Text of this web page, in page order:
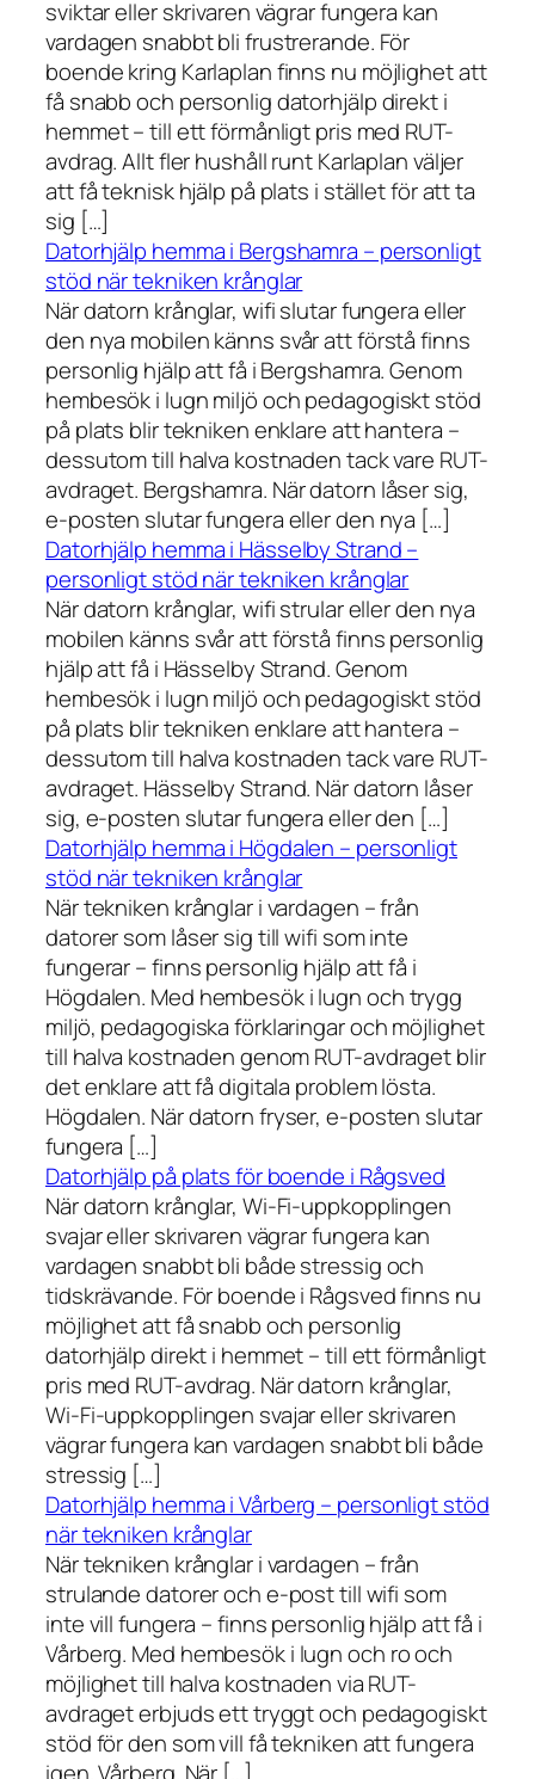
sviktar eller skrivaren vägrar fungera kan
vardagen snabbt bli frustrerande. För
boende kring Karlaplan finns nu möjlighet att
få snabb och personlig datorhjälp direkt i
hemmet – till ett förmånligt pris med RUT-
avdrag. Allt fler hushåll runt Karlaplan väljer
att få teknisk hjälp på plats i stället för att ta
sig […]
Datorhjälp hemma i Bergshamra – personligt
stöd när tekniken krånglar
När datorn krånglar, wifi slutar fungera eller
den nya mobilen känns svår att förstå finns
personlig hjälp att få i Bergshamra. Genom
hembesök i lugn miljö och pedagogiskt stöd
på plats blir tekniken enklare att hantera –
dessutom till halva kostnaden tack vare RUT-
avdraget. Bergshamra. När datorn låser sig,
e-posten slutar fungera eller den nya […]
Datorhjälp hemma i Hässelby Strand –
personligt stöd när tekniken krånglar
När datorn krånglar, wifi strular eller den nya
mobilen känns svår att förstå finns personlig
hjälp att få i Hässelby Strand. Genom
hembesök i lugn miljö och pedagogiskt stöd
på plats blir tekniken enklare att hantera –
dessutom till halva kostnaden tack vare RUT-
avdraget. Hässelby Strand. När datorn låser
sig, e-posten slutar fungera eller den […]
Datorhjälp hemma i Högdalen – personligt
stöd när tekniken krånglar
När tekniken krånglar i vardagen – från
datorer som låser sig till wifi som inte
fungerar – finns personlig hjälp att få i
Högdalen. Med hembesök i lugn och trygg
miljö, pedagogiska förklaringar och möjlighet
till halva kostnaden genom RUT-avdraget blir
det enklare att få digitala problem lösta.
Högdalen. När datorn fryser, e-posten slutar
fungera […]
Datorhjälp på plats för boende i Rågsved
När datorn krånglar, Wi-Fi-uppkopplingen
svajar eller skrivaren vägrar fungera kan
vardagen snabbt bli både stressig och
tidskrävande. För boende i Rågsved finns nu
möjlighet att få snabb och personlig
datorhjälp direkt i hemmet – till ett förmånligt
pris med RUT-avdrag. När datorn krånglar,
Wi-Fi-uppkopplingen svajar eller skrivaren
vägrar fungera kan vardagen snabbt bli både
stressig […]
Datorhjälp hemma i Vårberg – personligt stöd
när tekniken krånglar
När tekniken krånglar i vardagen – från
strulande datorer och e-post till wifi som
inte vill fungera – finns personlig hjälp att få i
Vårberg. Med hembesök i lugn och ro och
möjlighet till halva kostnaden via RUT-
avdraget erbjuds ett tryggt och pedagogiskt
stöd för den som vill få tekniken att fungera